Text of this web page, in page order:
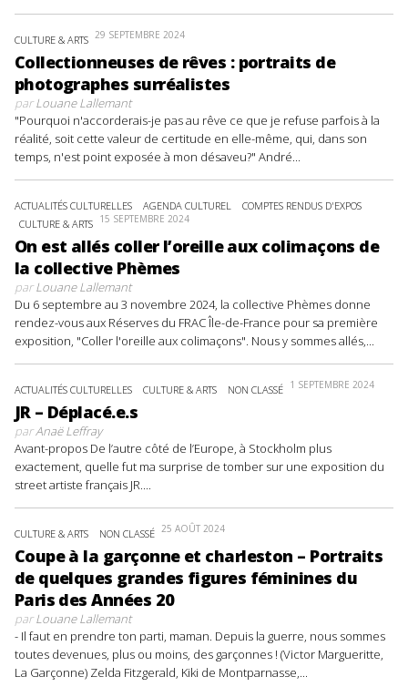
CULTURE & ARTS 29 SEPTEMBRE 2024
Collectionneuses de rêves : portraits de
photographes surréalistes
parLouane Lallemant
"Pourquoi n'accorderais-je pas au rêve ce que je refuse parfois à la
réalité, soit cette valeur de certitude en elle-même, qui, dans son
temps, n'est point exposée à mon désaveu?" André...
ACTUALITÉS CULTURELLES AGENDA CULTUREL
COMPTES RENDUS D'EXPOS
CULTURE & ARTS 15 SEPTEMBRE 2024
On est allés coller l’oreille aux colimaçons de
la collective Phèmes
parLouane Lallemant
Du 6 septembre au 3 novembre 2024, la collective Phèmes donne
rendez-vous aux Réserves du FRAC Île-de-France pour sa première
exposition, "Coller l'oreille aux colimaçons". Nous y sommes allés,...
ACTUALITÉS CULTURELLES CULTURE & ARTS NON CLASSÉ 1 SEPTEMBRE 2024
JR – Déplacé.e.s
parAnaë Leffray
Avant-propos De l’autre côté de l’Europe, à Stockholm plus
exactement, quelle fut ma surprise de tomber sur une exposition du
street artiste français JR....
CULTURE & ARTS NON CLASSÉ 25 AOÛT 2024
Coupe à la garçonne et charleston – Portraits
de quelques grandes figures féminines du
Paris des Années 20
parLouane Lallemant
- Il faut en prendre ton parti, maman. Depuis la guerre, nous sommes
toutes devenues, plus ou moins, des garçonnes ! (Victor Margueritte,
La Garçonne) Zelda Fitzgerald, Kiki de Montparnasse,...